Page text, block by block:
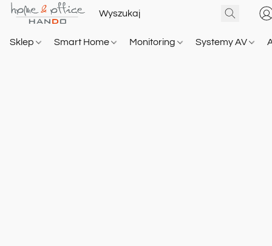
Sklep Smart Home Monitoring Systemy AV